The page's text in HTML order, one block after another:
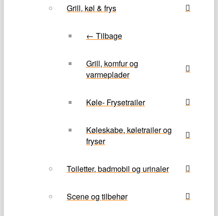
Grill, køl & frys
← Tilbage
Grill, komfur og
varmeplader
Køle- Frysetrailer
Køleskabe, køletrailer og
fryser
Toiletter, badmobil og urinaler
Scene og tilbehør